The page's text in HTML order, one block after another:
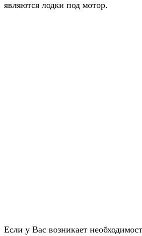
являются лодки под мотор.
Если у Вас возникает